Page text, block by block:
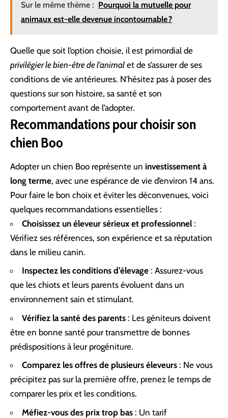
Sur le même thème : Pourquoi la mutuelle pour
animaux est-elle devenue incontournable ?
Quelle que soit l’option choisie, il est primordial de
privilégier le bien-être de l’animal et de s’assurer de ses
conditions de vie antérieures. N’hésitez pas à poser des
questions sur son histoire, sa santé et son
comportement avant de l’adopter.
Recommandations pour choisir son
chien Boo
Adopter un chien Boo représente un investissement à
long terme, avec une espérance de vie d’environ 14 ans.
Pour faire le bon choix et éviter les déconvenues, voici
quelques recommandations essentielles :
Choisissez un éleveur sérieux et professionnel :
Vérifiez ses références, son expérience et sa réputation
dans le milieu canin.
Inspectez les conditions d’élevage : Assurez-vous
que les chiots et leurs parents évoluent dans un
environnement sain et stimulant.
Vérifiez la santé des parents : Les géniteurs doivent
être en bonne santé pour transmettre de bonnes
prédispositions à leur progéniture.
Comparez les offres de plusieurs éleveurs : Ne vous
précipitez pas sur la première offre, prenez le temps de
comparer les prix et les conditions.
Méfiez-vous des prix trop bas : Un tarif